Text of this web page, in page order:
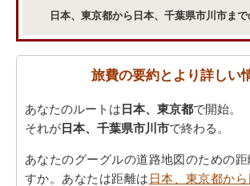
日本、東京都から日本、千葉県市川市ま
旅費の要約とより詳しい
あなたのルートは 日本、東京都で開始。
それが 日本、千葉県市川市で終わる。
あなたのグーグルの道路地図のための
すか。あなたは距離は 日本、東京都か